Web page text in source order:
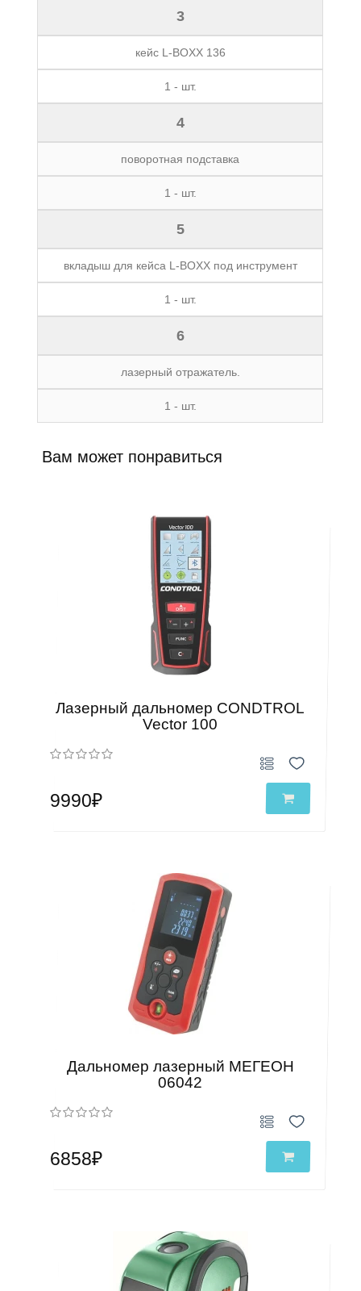
3
кейс L-BOXX 136
1 - шт.
4
поворотная подставка
1 - шт.
5
вкладыш для кейса L-BOXX под инструмент
1 - шт.
6
лазерный отражатель.
1 - шт.
Вам может понравиться
Лазерный дальномер CONDTROL
Vector 100
9990₽
Дальномер лазерный МЕГЕОН
06042
6858₽